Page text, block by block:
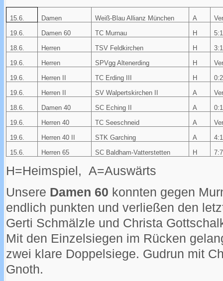
15.6. Damen Weiß-Blau Allianz München A
19.6.
Damen 60 TC Murnau H
5:1
18.6.
Herren TSV Feldkirchen H
19.6.
Herren SPVgg Altenerding H
19.6.
Herren II TC Erding III H
19.6.
Herren II SV Walpertskirchen II A
18.6.
Damen 40 SC Eching II A
19.6.
Herren 40 TC Seeschneid A
19.6.
Herren 40 II STK Garching A
15.6.
Herren 65 SC Baldham-Vatterstetten H 7:7
H=Heimspiel, A=Auswärts
Unsere Damen 60 konnten gegen
endlich punkten und verließen den
Gerti Schmälzle und Christa
Mit den Einzelsiegen im Rücken
zwei klare Doppelsiege. Gudrun mit
Gnoth.